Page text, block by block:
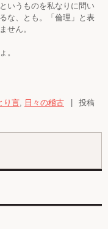
いうものを私なりに問い
な、とも。「倫理」と表
せん。
。
り言 日々の稽古 |
投稿